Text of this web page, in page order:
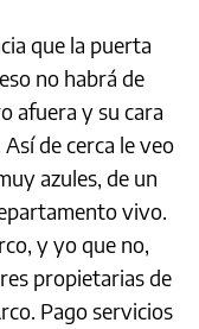
que la puerta
no habrá de
afuera y su cara
de cerca le veo
azules, de un
vivo.
y yo que no,
propietarias de
Pago servicios